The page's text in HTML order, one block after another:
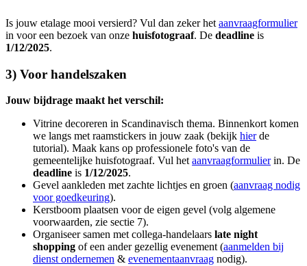
Is jouw etalage mooi versierd? Vul dan zeker het aanvraagformulier
in voor een bezoek van onze huisfotograaf. De deadline is
1/12/2025.
3) Voor handelszaken
Jouw bijdrage maakt het verschil:
Vitrine decoreren in Scandinavisch thema. Binnenkort komen
we langs met raamstickers in jouw zaak (bekijk hierde
tutorial). Maak kans op professionele foto's van de
gemeentelijke huisfotograaf. Vul het aanvraagformulierin. De
deadline is 1/12/2025.
Gevel aankleden met zachte lichtjes en groen (aanvraag nodig
voor goedkeuring).
Kerstboom plaatsen voor de eigen gevel (volg algemene
voorwaarden, zie sectie 7).
Organiseer samen met collega-handelaars late night
shopping of een ander gezellig evenement (aanmelden bij
dienst ondernemen & evenementaanvraag nodig).